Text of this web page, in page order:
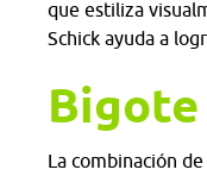
que estiliza
Schick ayuda a
La combinación